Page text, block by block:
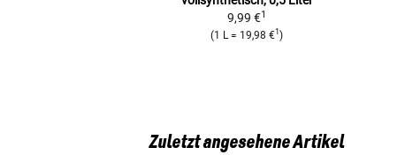
9,99 €1
(1 L= 19,98 €1 )
Zuletzt angesehene Artikel